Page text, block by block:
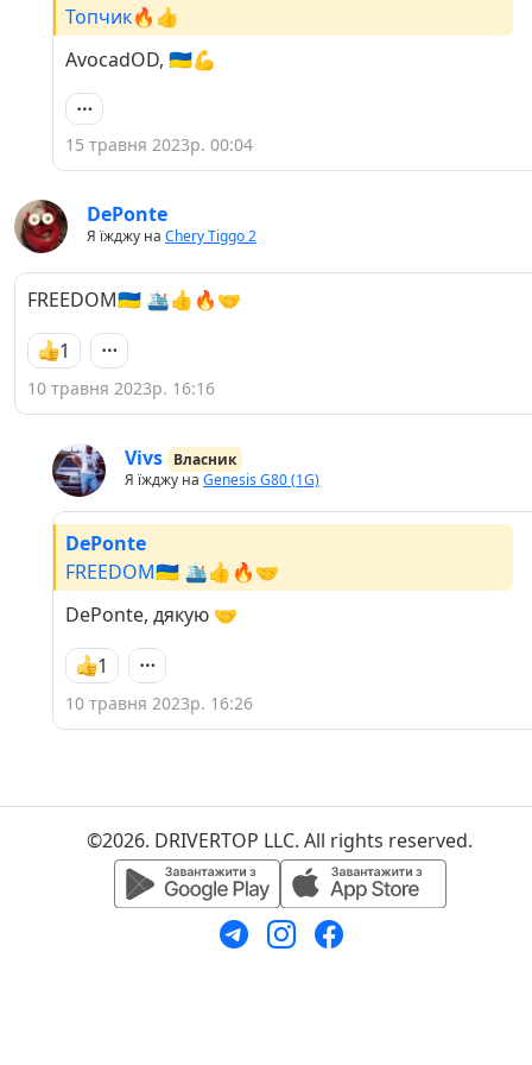
Топчик🔥👍
AvocadOD, 🇺🇦💪
15 травня 2023р. 00:04
DePonte
Я їжджу на Chery Tiggo 2
FREEDOM🇺🇦 🛳️👍🔥🤝
1
10 травня 2023р. 16:16
Vivs Власник
Я їжджу на Genesis G80 (1G)
DePonte
FREEDOM🇺🇦 🛳️👍🔥🤝
DePonte, дякую 🤝
1
10 травня 2023р. 16:26
©2026. DRIVERTOP LLC. All rights reserved.